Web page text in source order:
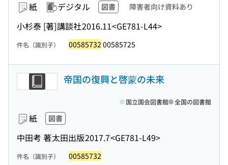
紙 デジタル 図書 障害者向け資料あり
小杉泰 [著]講談社2016.11<GE781-L44>
件名（識別子） 00585732 00585725
帝国の復興と啓蒙の未来
紙 図書
中田考 著太田出版2017.7<GE781-L49>
国立国会図書館 全国の図書館
件名（識別子） 00585732